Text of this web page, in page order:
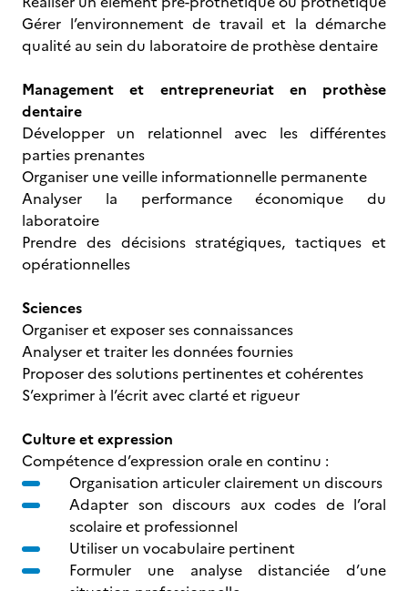
Gérer l’environnement de travail et la démarche
qualité au sein du laboratoire de prothèse dentaire
Management et entrepreneuriat en prothèse
dentaire
Développer un relationnel avec les différentes
parties prenantes
Organiser une veille informationnelle permanente
Analyser la performance économique du
laboratoire
Prendre des décisions stratégiques, tactiques et
opérationnelles
Sciences
Organiser et exposer ses connaissances
Analyser et traiter les données fournies
Proposer des solutions pertinentes et cohérentes
S’exprimer à l’écrit avec clarté et rigueur
Culture et expression
Compétence d’expression orale en continu :
Organisation articuler clairement un discours
Adapter son discours aux codes de l’oral
scolaire et professionnel
Utiliser un vocabulaire pertinent
Formuler une analyse distanciée d’une